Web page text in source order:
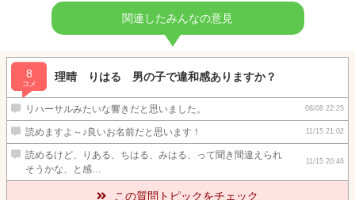
関連したみんなの意見
8
コメ
理晴 りはる 男の子で違和感ありますか？
リハーサルみたいな響きだと思いました。 08/08 22:25
読めますよ～♪良いお名前だと思います！ 11/15 21:02
読めるけど、りある、ちはる、みはる、って聞き間違えられ
そうかな、と感…
11/15 20:46
この質問トピックをチェック